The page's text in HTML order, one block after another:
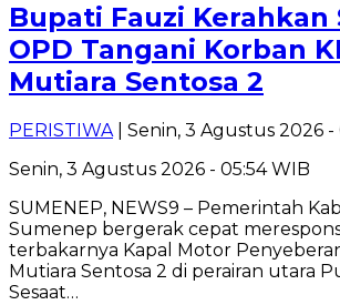
Bupati Fauzi Kerahkan
OPD Tangani Korban
Mutiara Sentosa 2
PERISTIWA| Senin, 3 Agustus 2026 -
Senin, 3 Agustus 2026 - 05:54 WIB
SUMENEP, NEWS9 – Pemerintah
Sumenep bergerak cepat
terbakarnya Kapal Motor
Mutiara Sentosa 2 di perairan utara
Sesaat…